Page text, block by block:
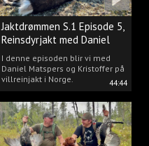
44:44
Jaktdrømmen S.1 Episode 5,
Reinsdyrjakt med Daniel
Matspers.
I denne episoden blir vi med
Daniel Matspers og Kristoffer på
villreinjakt i Norge.